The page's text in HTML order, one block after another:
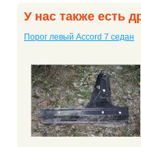
У нас также есть
Порог левый Accord 7 седан